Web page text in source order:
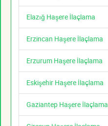
Elazığ Haşere İlaçlama
Erzincan Haşere İlaçlama
Erzurum Haşere İlaçlama
Eskişehir Haşere İlaçlama
Gaziantep Haşere İlaçlama